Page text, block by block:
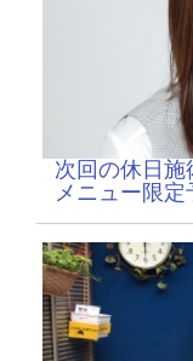
次回の休日
メニュー限定